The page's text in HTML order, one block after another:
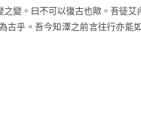
變。曰不可以復古也歟。吾徒
古乎。吾今知澤之前言往行亦能